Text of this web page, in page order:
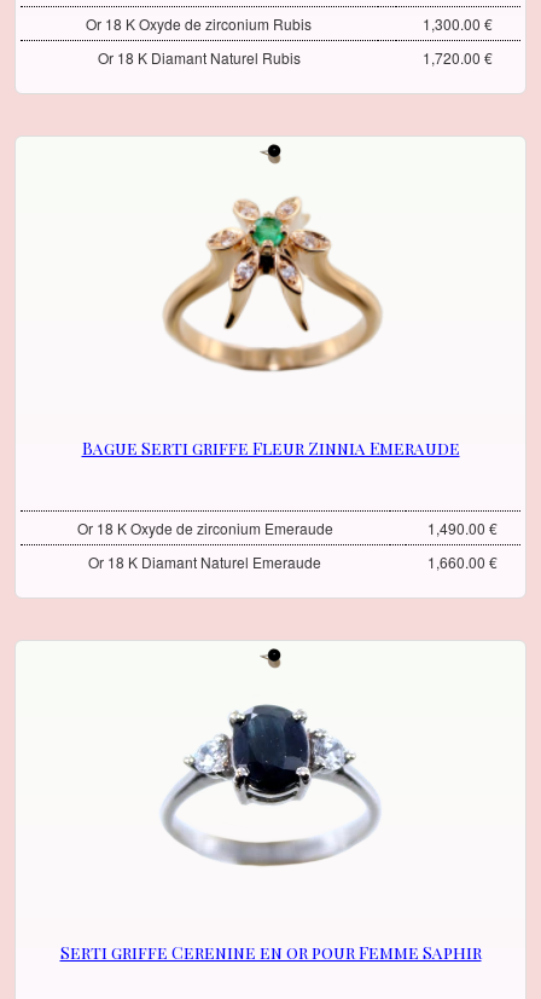
Or 18 K Oxyde de zirconium Rubis
1,300.00 €
Or 18 K Diamant Naturel Rubis
1,720.00 €
Bague Serti griffe Fleur Zinnia Emeraude
Or 18 K Oxyde de zirconium Emeraude
1,490.00 €
Or 18 K Diamant Naturel Emeraude
1,660.00 €
Serti griffe Cerenine en or pour Femme Saphir